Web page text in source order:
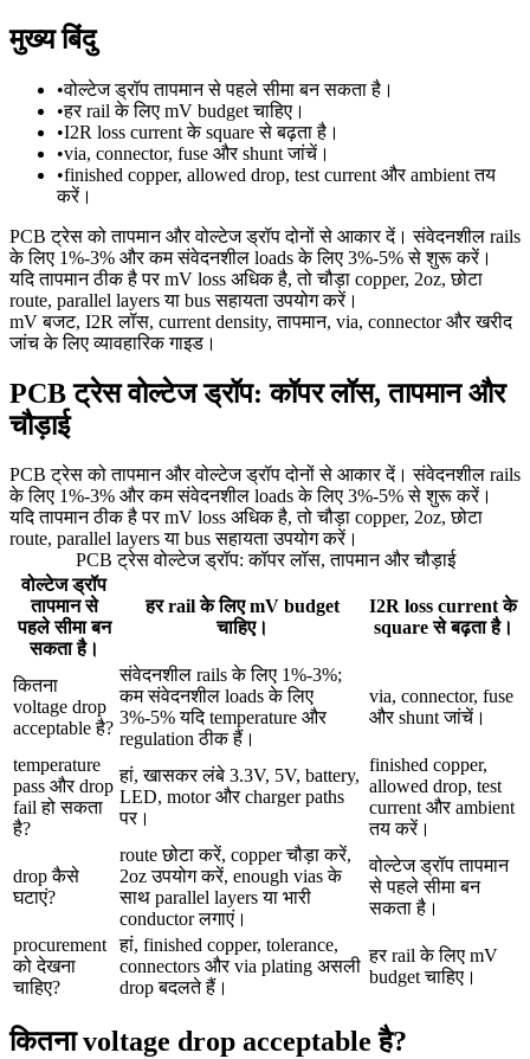
मुख्य बिंदु
•वोल्टेज ड्रॉप तापमान से पहले सीमा बन सकता है।
•हर rail के लिए mV budget चाहिए।
•I2R loss current के square से बढ़ता है।
•via, connector, fuse और shunt जांचें।
•finished copper, allowed drop, test current और ambient तय
करें।
PCB ट्रेस को तापमान और वोल्टेज ड्रॉप दोनों से आकार दें। संवेदनशील rails
के लिए 1%-3% और कम संवेदनशील loads के लिए 3%-5% से शुरू करें।
यदि तापमान ठीक है पर mV loss अधिक है, तो चौड़ा copper, 2oz, छोटा
route, parallel layers या bus सहायता उपयोग करें।
mV बजट, I2R लॉस, current density, तापमान, via, connector और खरीद
जांच के लिए व्यावहारिक गाइड।
PCB ट्रेस वोल्टेज ड्रॉप: कॉपर लॉस, तापमान और
चौड़ाई
PCB ट्रेस को तापमान और वोल्टेज ड्रॉप दोनों से आकार दें। संवेदनशील rails
के लिए 1%-3% और कम संवेदनशील loads के लिए 3%-5% से शुरू करें।
यदि तापमान ठीक है पर mV loss अधिक है, तो चौड़ा copper, 2oz, छोटा
route, parallel layers या bus सहायता उपयोग करें।
PCB ट्रेस वोल्टेज ड्रॉप: कॉपर लॉस, तापमान और चौड़ाई
वोल्टेज ड्रॉप
तापमान से
पहले सीमा बन
सकता है।
हर rail के लिए mV budget
चाहिए।
I2R loss current के
square से बढ़ता है।
कितना
voltage drop
acceptable है?
संवेदनशील rails के लिए 1%-3%;
कम संवेदनशील loads के लिए
3%-5% यदि temperature और
regulation ठीक हैं।
via, connector, fuse
और shunt जांचें।
temperature
pass और drop
fail हो सकता
है?
हां, खासकर लंबे 3.3V, 5V, battery,
LED, motor और charger paths
पर।
finished copper,
allowed drop, test
current और ambient
तय करें।
drop कैसे
घटाएं?
route छोटा करें, copper चौड़ा करें,
2oz उपयोग करें, enough vias के
साथ parallel layers या भारी
conductor लगाएं।
वोल्टेज ड्रॉप तापमान
से पहले सीमा बन
सकता है।
procurement
को देखना
चाहिए?
हां, finished copper, tolerance,
connectors और via plating असली
drop बदलते हैं।
हर rail के लिए mV
budget चाहिए।
कितना voltage drop acceptable है?